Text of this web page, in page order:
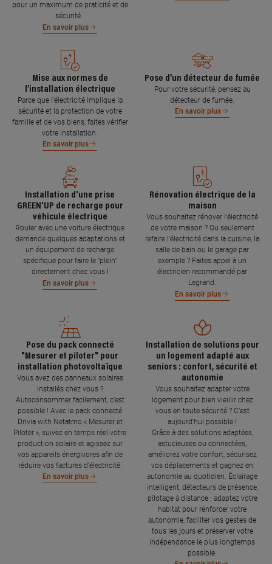
pour un maximum de praticité et de
sécurité.
En savoir plus
Mise aux normes de
l’installation électrique
Parce que l’électricité implique la
sécurité et la protection de votre
famille et de vos biens, faites vérifier
votre installation.
En savoir plus
Pose d’un détecteur de fumée
Pour votre sécurité, pensez au
détecteur de fumée.
En savoir plus
Installation d'une prise
GREEN'UP de recharge pour
véhicule électrique
Rouler avec une voiture électrique
demande quelques adaptations et
un équipement de recharge
spécifique pour faire le "plein"
directement chez vous !
En savoir plus
Rénovation électrique de la
maison
Vous souhaitez rénover l'électricité
de votre maison ? Ou seulement
refaire l'électricité dans la cuisine, la
salle de bain ou le garage par
exemple ? Faites appel à un
électricien recommandé par
Legrand.
En savoir plus
Pose du pack connecté
"Mesurer et piloter" pour
installation photovoltaïque
Vous avez des panneaux solaires
installés chez vous ?
Autoconsommer facilement, c’est
possible ! Avec le pack connecté
Drivia with Netatmo « Mesurer et
Piloter », suivez en temps réel votre
production solaire et agissez sur
vos appareils énergivores afin de
réduire vos factures d’électricité.
En savoir plus
Installation de solutions pour
un logement adapté aux
seniors : confort, sécurité et
autonomie
Vous souhaitez adapter votre
logement pour bien vieillir chez
vous en toute sécurité ? C’est
aujourd’hui possible !
Grâce à des solutions adaptées,
astucieuses ou connectées,
améliorez votre confort, sécurisez
vos déplacements et gagnez en
autonomie au quotidien. Éclairage
intelligent, détecteurs de présence,
pilotage à distance : adaptez votre
habitat pour renforcer votre
autonomie, faciliter vos gestes de
tous les jours et préserver votre
indépendance le plus longtemps
possible.